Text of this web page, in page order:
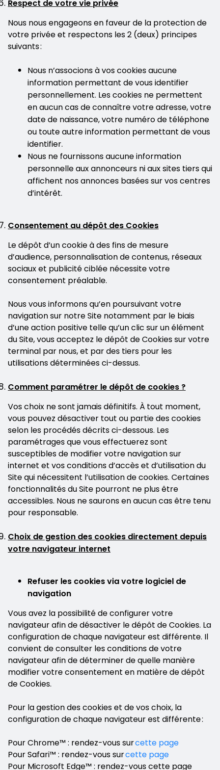
Respect de votre vie privée
Nous nous engageons en faveur de la protection de
votre privée et respectons les 2 (deux) principes
suivants :
Nous n’associons à vos cookies aucune
information permettant de vous identifier
personnellement. Les cookies ne permettent
en aucun cas de connaître votre adresse, votre
date de naissance, votre numéro de téléphone
ou toute autre information permettant de vous
identifier.
Nous ne fournissons aucune information
personnelle aux annonceurs ni aux sites tiers qui
affichent nos annonces basées sur vos centres
d’intérêt.
Consentement au dépôt des Cookies
Le dépôt d’un cookie à des fins de mesure
d’audience, personnalisation de contenus, réseaux
sociaux et publicité ciblée nécessite votre
consentement préalable.
Nous vous informons qu’en poursuivant votre
navigation sur notre Site notamment par le biais
d’une action positive telle qu’un clic sur un élément
du Site, vous acceptez le dépôt de Cookies sur votre
terminal par nous, et par des tiers pour les
utilisations déterminées ci-dessus.
Comment paramétrer le dépôt de cookies ?
Vos choix ne sont jamais définitifs. À tout moment,
vous pouvez désactiver tout ou partie des cookies
selon les procédés décrits ci-dessous. Les
paramétrages que vous effectuerez sont
susceptibles de modifier votre navigation sur
internet et vos conditions d’accès et d’utilisation du
Site qui nécessitent l’utilisation de cookies. Certaines
fonctionnalités du Site pourront ne plus être
accessibles. Nous ne saurons en aucun cas être tenu
pour responsable.
Choix de gestion des cookies directement depuis
votre navigateur internet
Refuser les cookies via votre logiciel de
navigation
Vous avez la possibilité de configurer votre
navigateur afin de désactiver le dépôt de Cookies. La
configuration de chaque navigateur est différente. Il
convient de consulter les conditions de votre
navigateur afin de déterminer de quelle manière
modifier votre consentement en matière de dépôt
de Cookies.
Pour la gestion des cookies et de vos choix, la
configuration de chaque navigateur est différente :
Pour Chrome™ : rendez-vous surcette page
Pour Safari™ : rendez-vous surcette page
Pour Microsoft Edge™ : rendez-vous cette page